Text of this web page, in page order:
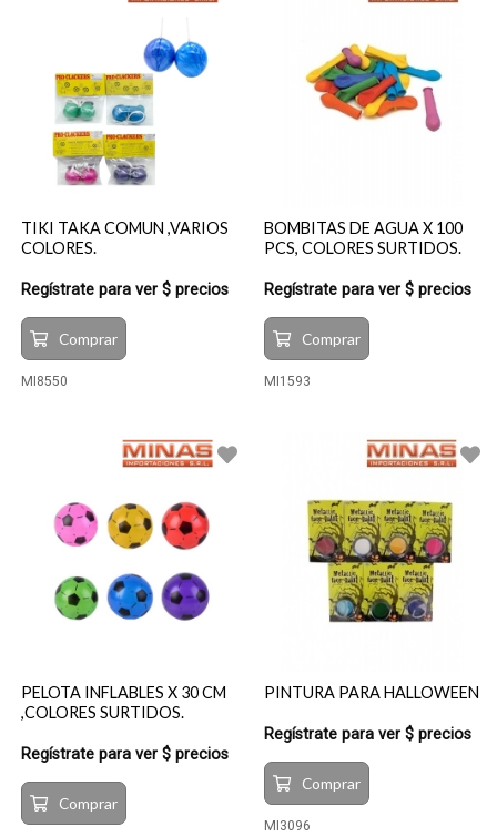
TIKI TAKA COMUN ,VARIOS
COLORES.
Regístrate para ver $ precios
Comprar
MI8550
BOMBITAS DE AGUA X 100
PCS, COLORES SURTIDOS.
Regístrate para ver $ precios
Comprar
MI1593
PELOTA INFLABLES X 30 CM
,COLORES SURTIDOS.
Regístrate para ver $ precios
Comprar
PINTURA PARA HALLOWEEN
Regístrate para ver $ precios
Comprar
MI3096